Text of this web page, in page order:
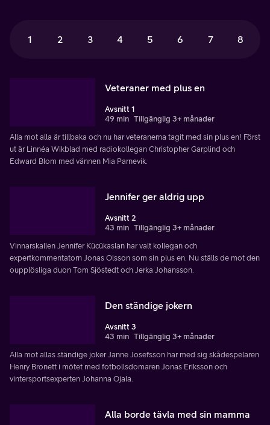
1 2 3 4 5 6 7 8
Veteraner med plus en
Avsnitt 1
49 min Tillgänglig 3+ månader
Alla mot alla är tillbaka och nu har veteranerna tagit med sin plus en! Först
ut är Linnéa Wikblad med radiokollegan Christopher Garplind och
Edward Blom med vännen Mia Parnevik.
Jennifer ger aldrig upp
Avsnitt 2
43 min Tillgänglig 3+ månader
Vinnarskallen Jennifer Kücükaslan har valt kollegan och
expertkommentatorn Jonas Olsson som sin plus en. Nu ställs de mot den
oupplösliga duon Tom Sjöstedt och Jerka Johansson.
Den ständige jokern
Avsnitt 3
43 min Tillgänglig 3+ månader
Alla mot allas ständige joker Janne Josefsson har med sig skådespelaren
Henry Bronett i mötet med fotbollsdomaren Jonas Eriksson och
vintersportsexperten Johanna Ojala.
Alla borde tävla med sin mamma